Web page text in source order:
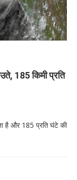
185 किमी प्रति
है और 185 प्रति घंटे की